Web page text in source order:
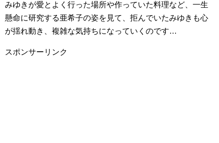
みゆきが愛とよく行った場所や作っていた料理など、一生
懸命に研究する亜希子の姿を見て、拒んでいたみゆきも心
が揺れ動き、複雑な気持ちになっていくのです…
スポンサーリンク